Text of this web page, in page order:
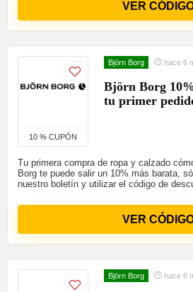
VER
10 % CUPÓN
Björn Borg hace 6
Björn Borg
tu primer
Tu primera compra de ropa y calzado
Borg te puede salir un 10% más barata,
nuestro boletín y utilizar el código de
VER
Björn Borg hace 6